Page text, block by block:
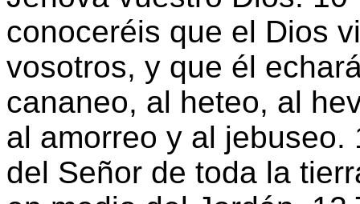
conoceréis que el Dios
vosotros, y que él
cananeo, al heteo, al
al amorreo y al
del Señor de toda la